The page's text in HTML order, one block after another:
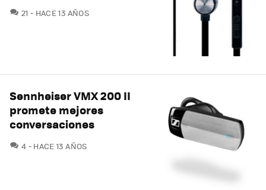
21 COMENTARIOS
HACE 13 AÑOS
Sennheiser VMX 200 II
promete mejores
conversaciones
4 COMENTARIOS
HACE 13 AÑOS